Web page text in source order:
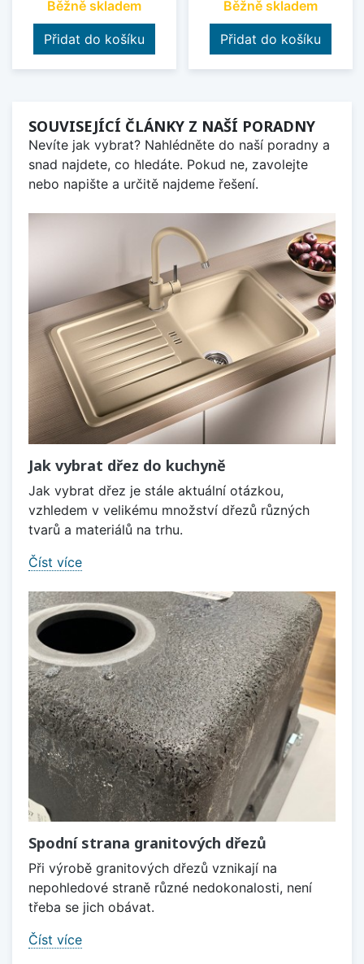
Běžně skladem
Přidat do košíku
Běžně skladem
Přidat do košíku
SOUVISEJÍCÍ ČLÁNKY Z NAŠÍ PORADNY
Nevíte jak vybrat? Nahlédněte do naší poradny a
snad najdete, co hledáte. Pokud ne, zavolejte
nebo napište a určitě najdeme řešení.
Jak vybrat dřez do kuchyně
Jak vybrat dřez je stále aktuální otázkou,
vzhledem v velikému množství dřezů různých
tvarů a materiálů na trhu.
Číst více
Spodní strana granitových dřezů
Při výrobě granitových dřezů vznikají na
nepohledové straně různé nedokonalosti, není
třeba se jich obávat.
Číst více